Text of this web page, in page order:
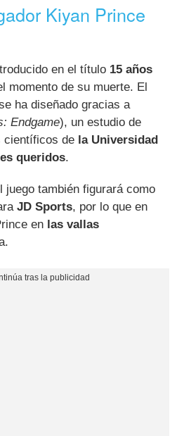
Kiyan Prince
en el título 15 años
momento de su muerte. El
ha diseñado gracias a
Endgame), un estudio de
científicos de la Universidad
queridos.
juego también figurará como
JD Sports, por lo que en
en las vallas